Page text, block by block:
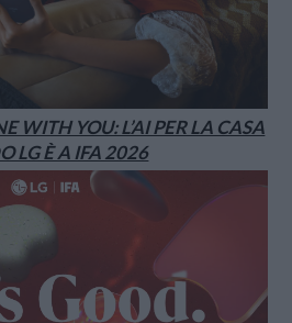
WITH YOU: L’AI PER LA CASA
LG È A IFA 2026